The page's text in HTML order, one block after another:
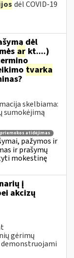
dėl COVID-19
dėl
ar kt....)
tvarka
skelbiama:
sumokėjimą
atidėjimas
pažymos ir
ir prašymų
mokestinę
į
akcizų
gėrimų
demonstruojami